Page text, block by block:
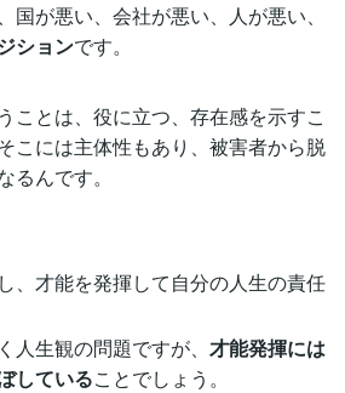
国が悪い、会社が悪い、人が悪い、
ションです。
ことは、役に立つ、存在感を示すこ
こには主体性もあり、被害者から脱
るんです。
、才能を発揮して自分の人生の責任
人生観の問題ですが、 才能発揮には
していることでしょう。